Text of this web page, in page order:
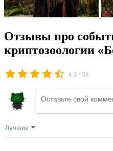
Отзывы про
криптозоологии
4.2 /38
Лучшие